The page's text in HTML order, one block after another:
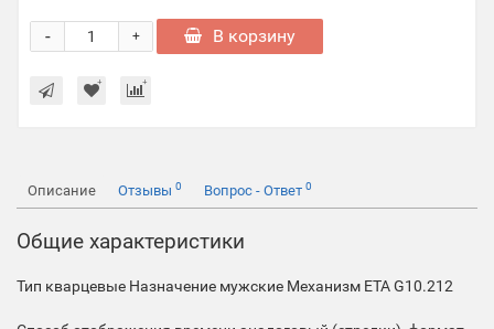
+
- В корзину
Описание Отзывы 0 Вопрос - Ответ 0
Общие характеристики
Тип кварцевые Назначение мужские Механизм ETA G10.212